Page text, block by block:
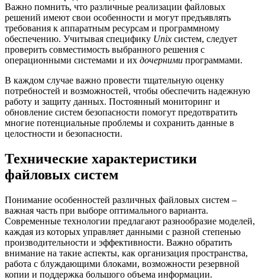
Важно помнить, что различные реализации файловых
решений имеют свои особенности и могут предъявлять
требования к аппаратным ресурсам и программному
обеспечению. Учитывая специфику Unix систем, следует
проверить совместимость выбранного решения с
операционными системами и их дочерними программами.
В каждом случае важно провести тщательную оценку
потребностей и возможностей, чтобы обеспечить надежную
работу и защиту данных. Постоянный мониторинг и
обновление систем безопасности помогут предотвратить
многие потенциальные проблемы и сохранить данные в
целостности и безопасности.
Технические характеристики
файловых систем
Понимание особенностей различных файловых систем –
важная часть при выборе оптимального варианта.
Современные технологии предлагают разнообразие моделей,
каждая из которых управляет данными с разной степенью
производительности и эффективности. Важно обратить
внимание на такие аспекты, как организация пространства,
работа с блуждающими блоками, возможности резервной
копии и поддержка большого объема информации.